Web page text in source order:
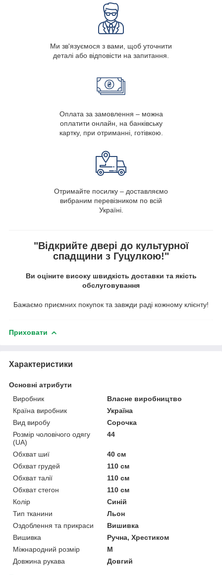
Ми зв'язуємося з вами, щоб уточнити
деталі або відповісти на запитання.
Оплата за замовлення – можна
оплатити онлайн, на банківську
картку, при отриманні, готівкою.
Отримайте посилку – доставляємо
вибраним перевізником по всій
Україні.
"Відкрийте двері до культурної
спадщини з Гуцулкою!"
Ви оціните високу швидкість доставки та якість
обслуговування
Бажаємо приємних покупок та завжди раді кожному клієнту!
Приховати
Характеристики
Основні атрибути
Виробник
Власне виробництво
Країна виробник
Україна
Вид виробу
Сорочка
Розмір чоловічого одягу
(UA)
44
Обхват шиї
40 см
Обхват грудей
110 см
Обхват талії
110 см
Обхват стегон
110 см
Колір
Синій
Тип тканини
Льон
Оздоблення та прикраси
Вишивка
Вишивка
Ручна, Хрестиком
Міжнародний розмір
M
Довжина рукава
Довгий